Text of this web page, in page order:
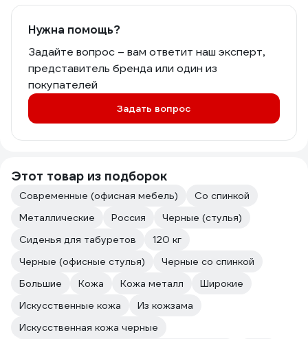
Нужна помощь?
Задайте вопрос – вам ответит наш эксперт,
представитель бренда или один из
покупателей
Задать вопрос
Этот товар из подборок
Современные (офисная мебель)
Со спинкой
Металлические
Россия
Черные (стулья)
Сиденья для табуретов
120 кг
Черные (офисные стулья)
Черные со спинкой
Большие
Кожа Кожа металл
Широкие
Искусственные кожа
Из кожзама
Искусственная кожа черные